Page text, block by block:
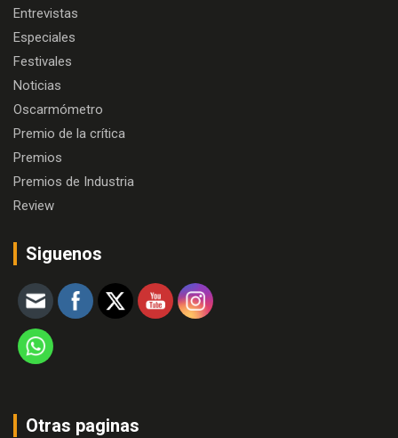
Entrevistas
Especiales
Festivales
Noticias
Oscarmómetro
Premio de la crítica
Premios
Premios de Industria
Review
Siguenos
Otras paginas